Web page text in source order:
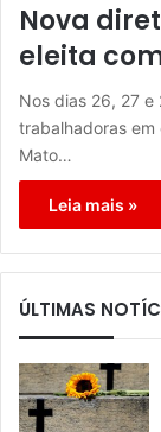
Nova
eleita
Nos dias 26, 27
trabalhadoras em
Mato…
Leia mais »
ÚLTIMAS